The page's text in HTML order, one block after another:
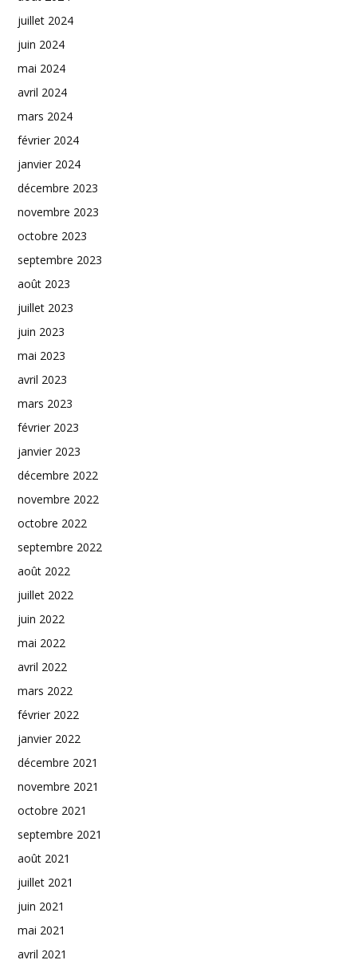
juillet 2024
juin 2024
mai 2024
avril 2024
mars 2024
février 2024
janvier 2024
décembre 2023
novembre 2023
octobre 2023
septembre 2023
août 2023
juillet 2023
juin 2023
mai 2023
avril 2023
mars 2023
février 2023
janvier 2023
décembre 2022
novembre 2022
octobre 2022
septembre 2022
août 2022
juillet 2022
juin 2022
mai 2022
avril 2022
mars 2022
février 2022
janvier 2022
décembre 2021
novembre 2021
octobre 2021
septembre 2021
août 2021
juillet 2021
juin 2021
mai 2021
avril 2021